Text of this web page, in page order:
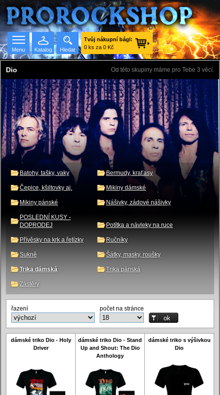
Hledat
Seznam skupin
Menu
Tvůj nákupní bágl:
0 ks za 0 Kč
Od této skupiny máme pro Tebe 3 věcí.
Dio
Batohy, tašky, vaky Bermudy, kraťasy
Čepice, kšiltovky aj. Mikiny dámské
Mikiny pánské Nášivky, zádové nášivky
POSLEDNÍ KUSY -
DOPRODEJ
Potítka a návleky na ruce
Přívěsky na krk a řetízky Ručníky
Sukně Šátky, masky, roušky
Trika dámská Trika pánská
Zástěry
řazení počet na stránce
dámské triko Dio - Holy
Driver
dámské triko Dio - Stand
Up and Shout: The Dio
Anthology
dámské triko s výšivkou
Dio
Katalog